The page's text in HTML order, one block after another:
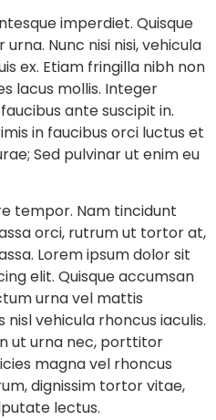
imperdiet. Quisque
Nunc nisi nisi, vehicula
ex. Etiam fringilla nibh non
lacus mollis. Integer
ante suscipit in.
in faucibus orci luctus et
Sed pulvinar ut enim eu
tempor. Nam tincidunt
orci, rutrum ut tortor at,
Lorem ipsum dolor sit
elit. Quisque accumsan
urna vel mattis
nisl vehicula rhoncus iaculis.
ut urna nec, porttitor
magna vel rhoncus
dignissim tortor vitae,
lectus.